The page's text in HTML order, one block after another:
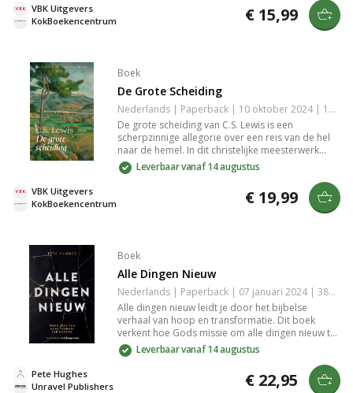
thema's begrijpelijk, ideaal voor iedereen die
meer wil weten over de eeuwigheid.
KokBoekencentrum
VBK Uitgevers € 15,99
Boek
De Grote Scheiding
Nederlands | Paperback | 10 oktober 2024 | 128 pagina's | 9789043541855
De grote scheiding van C.S. Lewis is een
scherpzinnige allegorie over een reis van de hel
naar de hemel. In dit christelijke meesterwerk
maakt een groep inwoners van de hel een
uitstapje naar de hemel, maar niemand wil er
blijven. Dit verhaal biedt een diep filosofisch
inzicht in de kloof tussen goed en kwaad.
Leverbaar vanaf 14 augustus
KokBoekencentrum
VBK Uitgevers € 19,99
Boek
Alle Dingen Nieuw
Nederlands | Paperback | 07 januari 2024 | 384 pagina's | 9789083303420
Alle dingen nieuw leidt je door het bijbelse
verhaal van hoop en transformatie. Dit boek
verkent hoe Gods missie om alle dingen nieuw te
maken ons inspireert om een actieve rol te spelen
in het herstellen van de samenleving. Ervaar hoe
de principes van Gods koninkrijk elke laag van de
samenleving kunnen veranderen.
Leverbaar vanaf 14 augustus
Unravel Publishers
Pete Hughes € 22,95